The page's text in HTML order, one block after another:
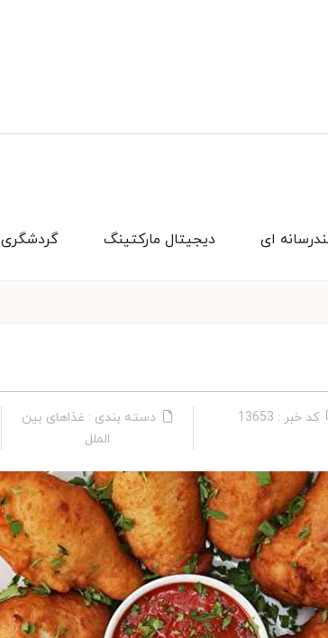
گردشگری دیجیتال مارکتینگ ای
کد خبر : 13653
دسته بندی : غذاهای بین
الملل